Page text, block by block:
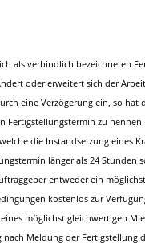
als verbindlich bezeichneten
oder erweitert sich der
eine Verzögerung ein, so hat
Fertigstellungstermin zu nennen.
die Instandsetzung eines
länger als 24 Stunden
entweder ein
kostenlos zur
möglichst gleichwertigen
Meldung der Fertigstellung